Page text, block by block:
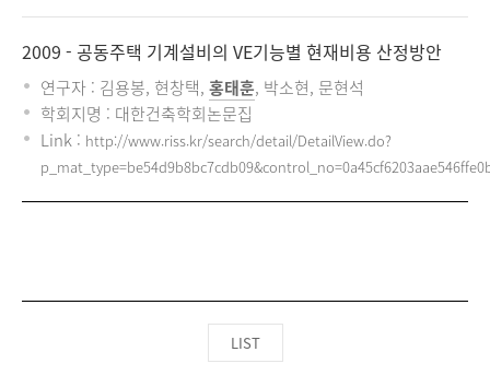
2009 - 공동주택 기계설비의 VE기능별 현재비용 산정방안
연구자 : 김용봉, 현창택, 홍태훈, 박소현, 문현석
학회지명 : 대한건축학회논문집
Link : http://www.riss.kr/search/detail/DetailView.do?
LIST